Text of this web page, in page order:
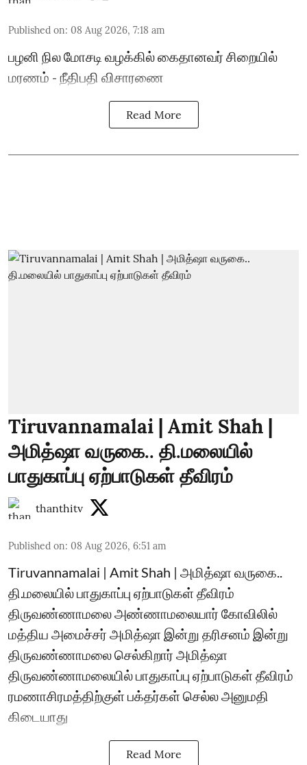
Published on: 08 Aug 2026, 7:18 am
பழனி நில மோசடி வழக்கில் கைதானவர் சிறையில்
மரணம் - நீதிபதி விசாரணை
Read More
Tiruvannamalai | Amit Shah |
அமித்ஷா வருகை.. தி.மலையில்
பாதுகாப்பு ஏற்பாடுகள் தீவிரம்
thanthitv
Published on: 08 Aug 2026, 6:51 am
Tiruvannamalai | Amit Shah | அமித்ஷா வருகை..
தி.மலையில் பாதுகாப்பு ஏற்பாடுகள் தீவிரம்
திருவண்ணாமலை அண்ணாமலையார் கோவிலில்
மத்திய அமைச்சர் அமித்ஷா இன்று தரிசனம் இன்று
திருவண்ணாமலை செல்கிறார் அமித்ஷா
திருவண்ணாமலையில் பாதுகாப்பு ஏற்பாடுகள் தீவிரம்
ரமணாசிரமத்திற்குள் பக்தர்கள் செல்ல அனுமதி
கிடையாது
Read More